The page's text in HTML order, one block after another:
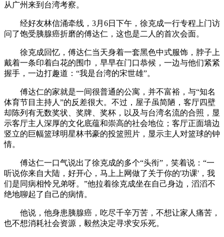
从广州来到台湾考察。
经好友林信涌牵线，3月6日下午，徐克成一行专程上门访
问了饱受胰腺癌折磨的傅达仁，这也是二人的首次会面。
徐克成回忆，傅达仁当天身着一套黑色中式服饰，脖子上
戴着一条印着白花的围巾，早早在门口恭候，一边与他们紧紧
握手，一边打趣道：“我是台湾的宋世雄”。
傅达仁的家就是一间很普通的公寓，并不富裕，与“知名
体育节目主持人”的反差很大。不过，屋子虽简陋，客厅四壁
却陈列有无数奖状、奖牌、奖杯，以及与台湾名流的合照，显
示客厅主人深厚的文化底蕴和崇高的社会地位；客厅正面墙边
竖立的巨幅篮球明星林书豪的投篮照片，显示主人对篮球的钟
情。
傅达仁一口气说出了徐克成的多个“头衔”，笑着说：“一
听说你来自大陆，好开心，马上上网做了关于你的'功课'，我
们是同病相怜兄弟呀。”他拉着徐克成坐在自己身边，滔滔不
绝地聊起了自己的病情。
他说，他身患胰腺癌，吃尽千辛万苦，不想让家人痛苦，
也不想消耗社会资源，毅然决定寻求安乐死。